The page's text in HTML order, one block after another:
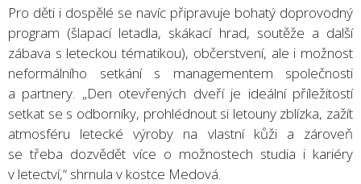
Pro děti i dospělé se navíc připravuje bohatý doprovodný
program (šlapací letadla, skákací hrad, soutěže a další
zábava s leteckou tématikou), občerstvení, ale i možnost
neformálního setkání s managementem společnosti
a partnery. „Den otevřených dveří je ideální příležitostí
setkat se s odborníky, prohlédnout si letouny zblízka, zažít
atmosféru letecké výroby na vlastní kůži a zároveň
se třeba dozvědět více o možnostech studia i kariéry
v letectví,“ shrnula v kostce Medová.